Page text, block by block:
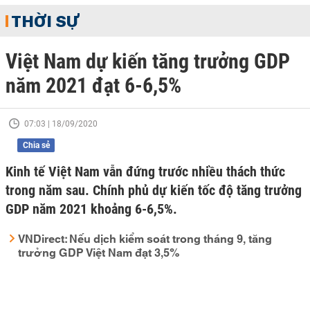
THỜI SỰ
Việt Nam dự kiến tăng trưởng GDP
năm 2021 đạt 6-6,5%
07:03 | 18/09/2020
Chia sẻ
Kinh tế Việt Nam vẫn đứng trước nhiều thách thức
trong năm sau. Chính phủ dự kiến tốc độ tăng trưởng
GDP năm 2021 khoảng 6-6,5%.
VNDirect: Nếu dịch kiểm soát trong tháng 9, tăng
trưởng GDP Việt Nam đạt 3,5%